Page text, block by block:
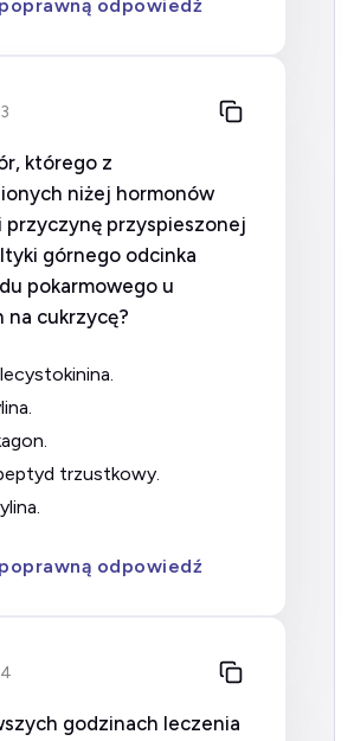
odpowiedź
którego z
niżej hormonów
przyczynę przyspieszonej
górnego odcinka
pokarmowego u
na cukrzycę?
trzustkowy.
odpowiedź
godzinach leczenia